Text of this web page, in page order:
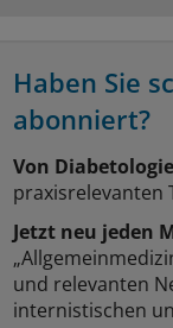
Haben Sie
abonniert?
Von
praxisrelevanten
Jetzt neu jeden
und relevanten
internistischen